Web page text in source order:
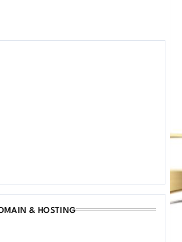
& HOSTING